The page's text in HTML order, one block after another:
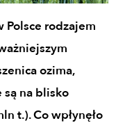
Polsce rodzajem
ozima,
są na blisko
t.). Co wpłynęło